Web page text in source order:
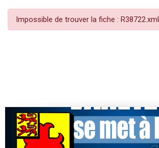
Impossible de trouver la fiche : R38722.xml